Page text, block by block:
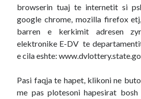
browserin tuaj te internetit si
google chrome, mozilla firefox
barren e kerkimit adresen
elektronike E-DV te
e cila eshte:
Pasi faqja te hapet, klikoni ne
me pas plotesoni hapesirat